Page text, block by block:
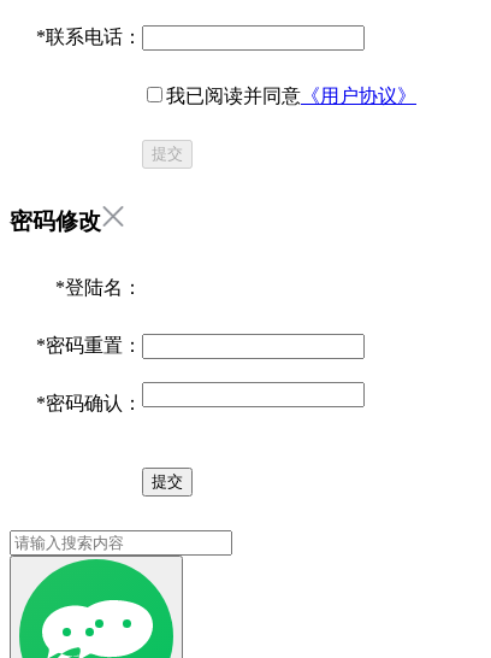
*联系电话：
我已阅读并同意 《用户协议》
提交
密码修改
*登陆名：
*密码重置：
*密码确认：